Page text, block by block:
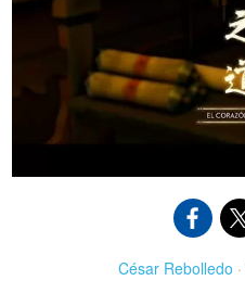
César Rebolledo ·